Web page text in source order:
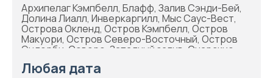
Архипелаг Кэмпбелл, Блафф, Залив Сэнди-Бей,
Долина Лиалл, Инверкаргилл, Мыс Саус-Вест,
Острова Окленд, Остров Кэмпбелл, Остров
Макуори, Остров Северо-Восточный, Остров
Эндерби, Северо-Западный залив, Снарские
острова, Южный океан
Любая дата